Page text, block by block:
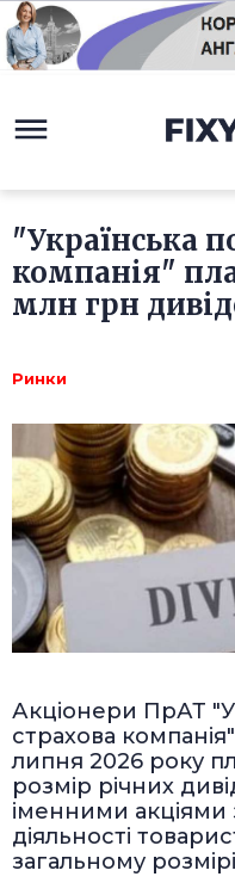
"Українська
компанія"
млн грн
Ринки
Акціонери ПрАТ
страхова
липня 2026 року
розмір річних
іменними акціями
діяльності
загальному